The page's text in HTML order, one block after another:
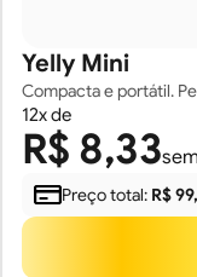
Yelly Mini
Compacta e portátil.
12x de
R$ 8,33
Preço total: R$